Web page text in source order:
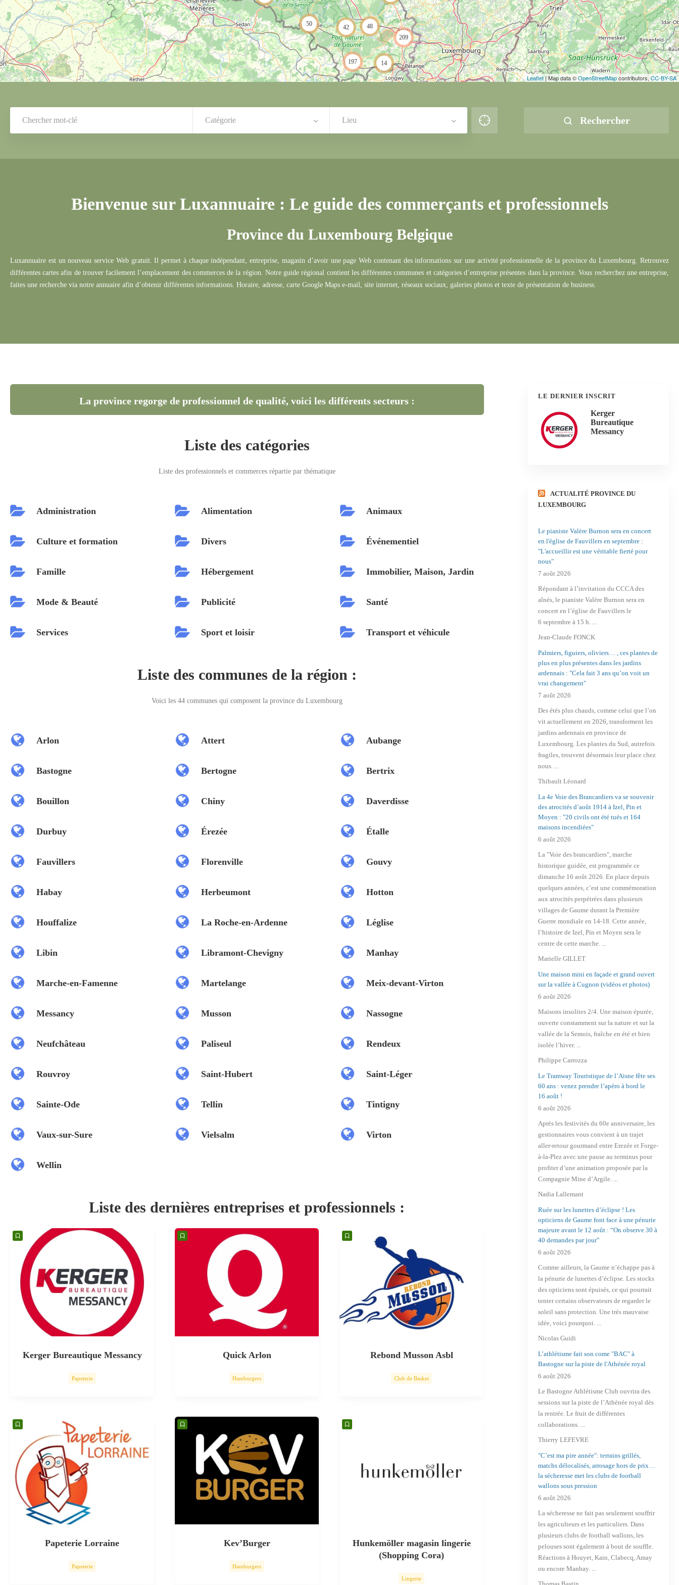
50 42
197 14
48
209
Leaflet| Map data ©OpenStreetMapcontributors,CC-BY-SA
Catégorie Lieu Rechercher
Bienvenue sur Luxannuaire : Le guide des commerçants et professionnels
Province du Luxembourg Belgique
Luxannuaire est un nouveau service Web gratuit. Il permet à chaque indépendant,entreprise, magasin d’avoir une page Web contenant des informations sur une activité professionnelle de la province du Luxembourg. Retrouvez
différentes cartes afin de trouver facilement l’emplacement des commerces de la région. Notre guide régional contient les différentes communes et catégories d’entreprise présentes dans la province. Vous recherchez une entreprise,
faites une recherche via notre annuaire afin d’obtenir différentes informations. Horaire, adresse, carte Google Maps e-mail, site internet, réseaux sociaux, galeries photos et texte de présentation de business.
La province regorge de professionnel de qualité, voici les différents secteurs :
Liste des catégories
Liste des professionnels et commerces répartie par thématique
Administration Alimentation Animaux
Culture et formation Divers Événementiel
Famille Hébergement Immobilier, Maison, Jardin
Mode & Beauté Publicité Santé
Services Sport et loisir Transport et véhicule
Liste des communes de la région :
Voici les 44 communes qui composent la province du Luxembourg
Arlon Attert Aubange
Bastogne Bertogne Bertrix
Bouillon Chiny Daverdisse
Durbuy Érezée Étalle
Fauvillers Florenville Gouvy
Habay Herbeumont Hotton
Houffalize La Roche-en-Ardenne Léglise
Libin Libramont-Chevigny Manhay
Marche-en-Famenne Martelange Meix-devant-Virton
Messancy Musson Nassogne
Neufchâteau Paliseul Rendeux
Rouvroy Saint-Hubert Saint-Léger
Sainte-Ode Tellin Tintigny
Vaux-sur-Sure Vielsalm Virton
Wellin
Liste des dernières entreprises et professionnels :
Kerger Bureautique Messancy
Papeterie
Papeterie Lorraine
Papeterie
Quick Arlon
Hamburgers
Kev’Burger
Hamburgers
Rebond Musson Asbl
Club de Basket
Hunkemöller magasin lingerie
(Shopping Cora)
Lingerie
36ème Dessous
Lingerie
Centre Sportif de Saint-Mard
Complexe Sportif
LE DERNIER INSCRIT
Kerger
Bureautique
Messancy
ACTUALITÉ PROVINCE DU
LUXEMBOURG
Le pianiste Valère Burnon sera en concert
en l'église de Fauvillers en septembre :
"L'accueillir est une véritable fierté pour
nous"
7 août 2026
Répondant à l’invitation du CCCA des
aînés, le pianiste Valère Burnon sera en
concert en l’église de Fauvillers le
6 septembre à 15 h. ...
Jean-Claude FONCK
Palmiers, figuiers, oliviers… , ces plantes de
plus en plus présentes dans les jardins
ardennais : "Cela fait 3 ans qu’on voit un
vrai changement"
7 août 2026
Des étés plus chauds, comme celui que l’on
vit actuellement en 2026, transforment les
jardins ardennais en province de
Luxembourg. Les plantes du Sud, autrefois
fragiles, trouvent désormais leur place chez
nous. ...
Thibault Léonard
La 4e Voie des Brancardiers va se souvenir
des atrocités d’août 1914 à Izel, Pin et
Moyen : "20 civils ont été tués et 164
maisons incendiées"
6 août 2026
La "Voie des brancardiers", marche
historique guidée, est programmée ce
dimanche 16 août 2026. En place depuis
quelques années, c’est une commémoration
aux atrocités perpétrées dans plusieurs
villages de Gaume durant la Première
Guerre mondiale en 14-18. Cette année,
l’histoire de Izel, Pin et Moyen sera le
centre de cette marche. ...
Marielle GILLET
Une maison mini en façade et grand ouvert
sur la vallée à Cugnon (vidéos et photos)
6 août 2026
Maisons insolites 2/4. Une maison épurée,
ouverte constamment sur la nature et sur la
vallée de la Semois, fraîche en été et bien
isolée l’hiver. ...
Philippe Carrozza
Le Tramway Touristique de l’Aisne fête ses
60 ans : venez prendre l’apéro à bord le
16 août !
6 août 2026
Après les festivités du 60e anniversaire, les
gestionnaires vous convient à un trajet
aller-retour gourmand entre Erezée et Forge-
à-la-Plez avec une pause au terminus pour
profiter d’une animation proposée par la
Compagnie Mine d’Argile. ...
Nadia Lallemant
Ruée sur les lunettes d’éclipse ! Les
opticiens de Gaume font face à une pénurie
majeure avant le 12 août : “On observe 30 à
40 demandes par jour”
6 août 2026
Comme ailleurs, la Gaume n’échappe pas à
la pénurie de lunettes d’éclipse. Les stocks
des opticiens sont épuisés, ce qui pourrait
tenter certains observateurs de regarder le
soleil sans protection. Une très mauvaise
idée, voici pourquoi. ...
Nicolas Guidi
L’athlétisme fait son come "BAC" à
Bastogne sur la piste de l'Athénée royal
6 août 2026
Le Bastogne Athlétisme Club ouvrira des
sessions sur la piste de l’Athénée royal dès
la rentrée. Le fruit de différentes
collaborations. ...
Thierry LEFEVRE
"C’est ma pire année": terrains grillés,
matchs délocalisés, arrosage hors de prix…
la sécheresse met les clubs de football
wallons sous pression
6 août 2026
La sécheresse ne fait pas seulement souffrir
les agriculteurs et les particuliers. Dans
plusieurs clubs de football wallons, les
pelouses sont également à bout de souffle.
Réactions à Houyet, Kain, Clabecq, Amay
ou encore Manhay. ...